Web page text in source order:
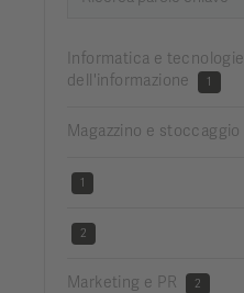
Informatica e tecnologie
dell'informazione
1
Magazzino e stoccaggio
1
2
Marketing e PR 2